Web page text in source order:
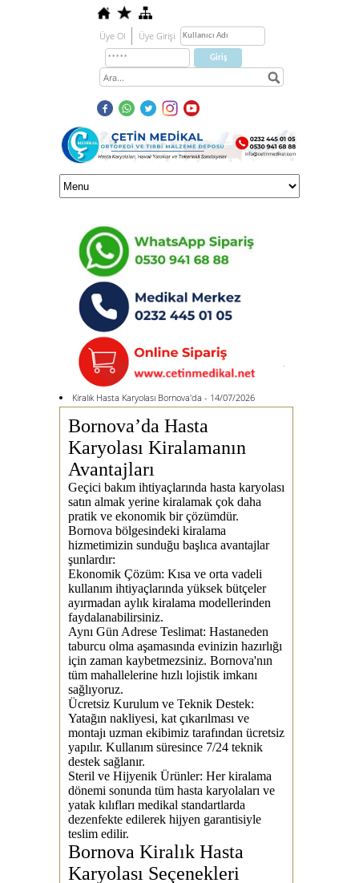
Üye Ol Üye Girişi
Kiralık Hasta Karyolası Bornova'da - 14/07/2026
Bornova’da Hasta
Karyolası Kiralamanın
Avantajları
Geçici bakım ihtiyaçlarında hasta karyolası
satın almak yerine kiralamak çok daha
pratik ve ekonomik bir çözümdür.
Bornova bölgesindeki kiralama
hizmetimizin sunduğu başlıca avantajlar
şunlardır:
Ekonomik Çözüm: Kısa ve orta vadeli
kullanım ihtiyaçlarında yüksek bütçeler
ayırmadan aylık kiralama modellerinden
faydalanabilirsiniz.
Aynı Gün Adrese Teslimat: Hastaneden
taburcu olma aşamasında evinizin hazırlığı
için zaman kaybetmezsiniz. Bornova'nın
tüm mahallelerine hızlı lojistik imkanı
sağlıyoruz.
Ücretsiz Kurulum ve Teknik Destek:
Yatağın nakliyesi, kat çıkarılması ve
montajı uzman ekibimiz tarafından ücretsiz
yapılır. Kullanım süresince 7/24 teknik
destek sağlanır.
Steril ve Hijyenik Ürünler: Her kiralama
dönemi sonunda tüm hasta karyolaları ve
yatak kılıfları medikal standartlarda
dezenfekte edilerek hijyen garantisiyle
teslim edilir.
Bornova Kiralık Hasta
Karyolası Seçenekleri